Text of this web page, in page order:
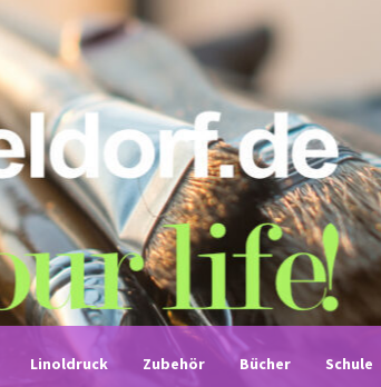
Linoldruck Zubehör Bücher Schule